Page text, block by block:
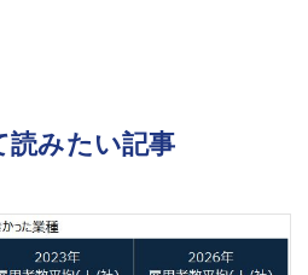
読みたい記事